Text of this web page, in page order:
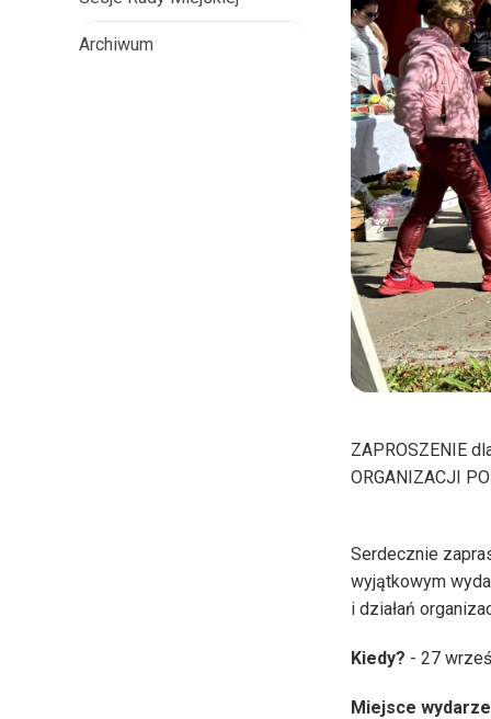
Archiwum
ZAPROSZENIE
ORGANIZACJI
Serdecznie
wyjątkowym
i działań
Kiedy? - 27
Miejsce